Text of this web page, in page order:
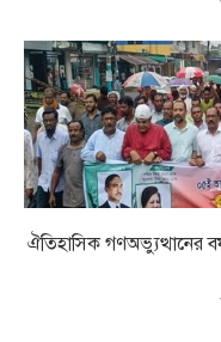
ঐতিহাসিক গণঅভ্যুত্থানের